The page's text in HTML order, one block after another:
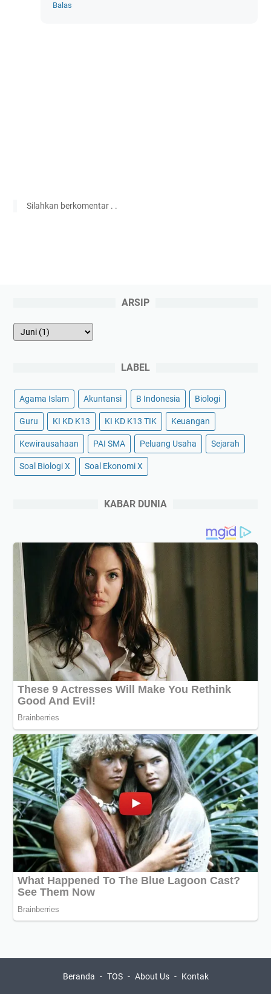
Balas
Silahkan berkomentar . .
ARSIP
LABEL
Agama Islam Akuntansi B Indonesia Biologi
Guru KI KD K13 KI KD K13 TIK Keuangan
Kewirausahaan PAI SMA Peluang Usaha Sejarah
Soal Biologi X Soal Ekonomi X
KABAR DUNIA
Beranda TOS About Us Kontak